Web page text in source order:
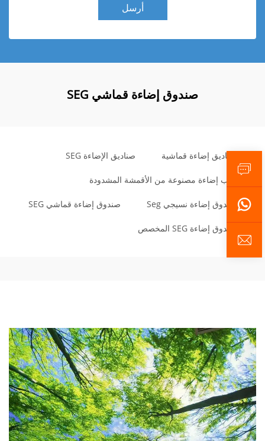
أرسل
صندوق إضاءة قماشي SEG
صناديق إضاءة قماشية صناديق الإضاءة SEG
علب إضاءة مصنوعة من الأقمشة المشدودة
صندوق إضاءة نسيجي Seg صندوق إضاءة قماشي SEG
صندوق إضاءة SEG المخصص